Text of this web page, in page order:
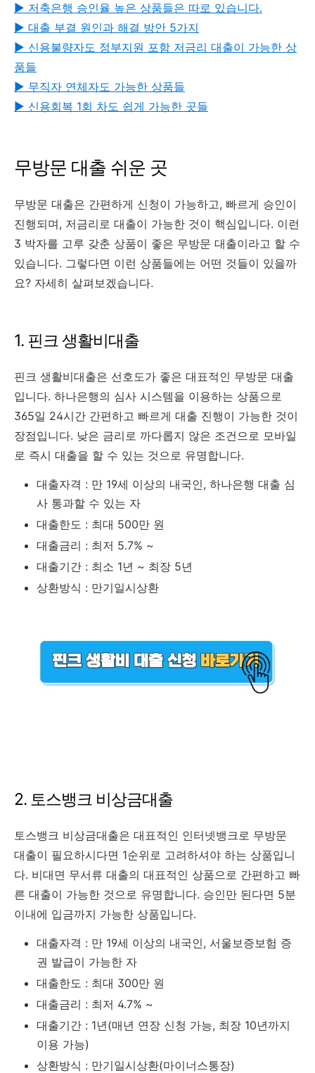
▶︎ 저축은행 승인율 높은 상품들은 따로 있습니다.
▶︎ 대출 부결 원인과 해결 방안 5가지
▶︎ 신용불량자도 정부지원 포함 저금리 대출이 가능한 상
품들
▶︎ 무직자 연체자도 가능한 상품들
▶︎ 신용회복 1회 차도 쉽게 가능한 곳들
무방문 대출 쉬운 곳
무방문 대출은 간편하게 신청이 가능하고, 빠르게 승인이
진행되며, 저금리로 대출이 가능한 것이 핵심입니다. 이런
3 박자를 고루 갖춘 상품이 좋은 무방문 대출이라고 할 수
있습니다. 그렇다면 이런 상품들에는 어떤 것들이 있을까
요? 자세히 살펴보겠습니다.
1. 핀크 생활비대출
핀크 생활비대출은 선호도가 좋은 대표적인 무방문 대출
입니다. 하나은행의 심사 시스템을 이용하는 상품으로
365일 24시간 간편하고 빠르게 대출 진행이 가능한 것이
장점입니다. 낮은 금리로 까다롭지 않은 조건으로 모바일
로 즉시 대출을 할 수 있는 것으로 유명합니다.
대출자격 : 만 19세 이상의 내국인, 하나은행 대출 심
사 통과할 수 있는 자
대출한도 : 최대 500만 원
대출금리 : 최저 5.7% ~
대출기간 : 최소 1년 ~ 최장 5년
상환방식 : 만기일시상환
2. 토스뱅크 비상금대출
토스뱅크 비상금대출은 대표적인 인터넷뱅크로 무방문
대출이 필요하시다면 1순위로 고려하셔야 하는 상품입니
다. 비대면 무서류 대출의 대표적인 상품으로 간편하고 빠
른 대출이 가능한 것으로 유명합니다. 승인만 된다면 5분
이내에 입금까지 가능한 상품입니다.
대출자격 : 만 19세 이상의 내국인, 서울보증보험 증
권 발급이 가능한 자
대출한도 : 최대 300만 원
대출금리 : 최저 4.7% ~
대출기간 : 1년(매년 연장 신청 가능, 최장 10년까지
이용 가능)
상환방식 : 만기일시상환(마이너스통장)